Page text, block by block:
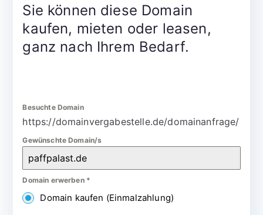
Sie können diese Domain
kaufen, mieten oder leasen,
ganz nach Ihrem Bedarf.
Besuchte Domain
https://domainvergabestelle.de/domainanfrage/
Gewünschte Domain/s
Domain erwerben *
Domain kaufen (Einmalzahlung)